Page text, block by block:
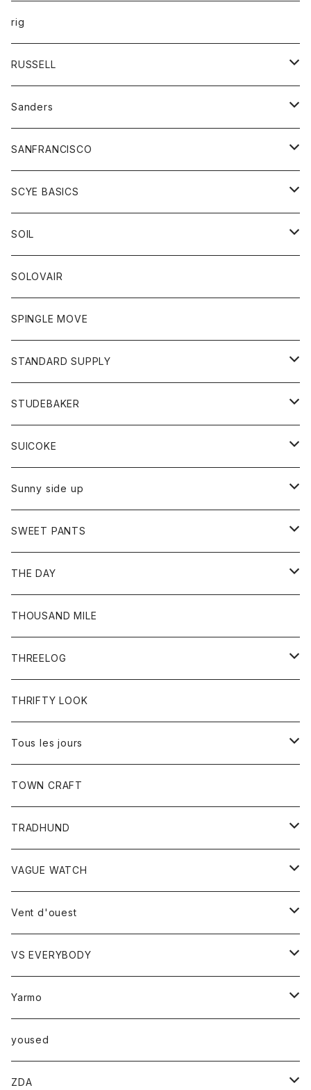
ニット
ベスト
コート
ボトム
ワンピース
キッズ
オーバーオール
ボトム
ペインターパンツ
トップス
Tシャツ
グッズ
帽子
rig
RUSSELL
アウター
コート
パーカー
スカート
Tシャツ
トップス
Tシャツ
トレーナー
ボトム
ショートパンツ
スカート
レディース
スカート
Tシャツ
アクセサリー
バック
Sanders
グッズ
靴
SANFRANCISCO
アウター
カーディガン
コート
グッズ
ネクタイ
グローブ
アクセサリー
トップス
カットソー
カーディガン
ボトム
ショートパンツ
パンツ
レディース
カットソー
カーディガン
ワンピース
コート
SCYE BASICS
ボトム
ジーンズ
チノパン
トップス
ポロシャツ
ベスト
靴
SOIL
靴
ワンピース
トップス
カットソー
ボトム
パンツ
オーバーオール
SOLOVAIR
SPINGLE MOVE
STANDARD SUPPLY
財布
バッグ
STUDEBAKER
アクセサリー
ブレスレット
リング
SUICOKE
ブーツ
サンダル
Sunny side up
アウター
Ｇジャン
ボトム
ジーンズ
SWEET PANTS
ボトム
ショートパンツ
THE DAY
トップス
Tシャツ
THOUSAND MILE
THREELOG
トップス
Tシャツ
THRIFTY LOOK
Tous les jours
トップス
レディース
カットソー
TOWN CRAFT
TRADHUND
セーター
ベスト
VAGUE WATCH
時計
Vent d'ouest
ボトム
スカート
トップス
ベスト
VS EVERYBODY
トップス
Ｔシャツ
Yarmo
アウター
コート
小物
yoused
ZDA